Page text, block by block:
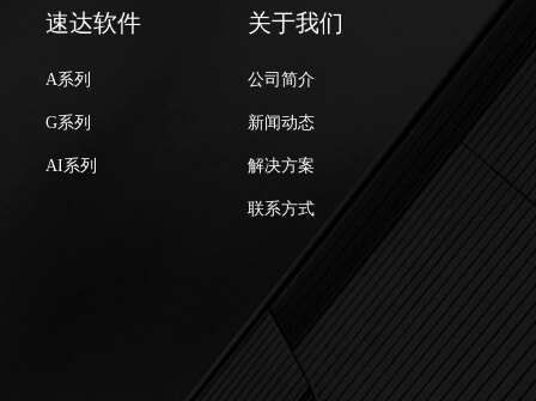
速达软件
A系列
G系列
AI系列
关于我们
公司简介
新闻动态
解决方案
联系方式